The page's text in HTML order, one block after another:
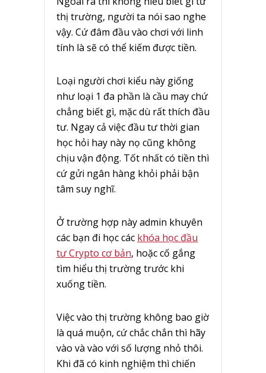
thị trường, người ta nói sao nghe
vậy. Cứ đâm đầu vào chơi với linh
tính là sẽ có thể kiếm được tiền.
Loại người chơi kiểu này giống
như loại 1 đa phần là cầu may chứ
chẳng biết gì, mặc dù rất thích đầu
tư. Ngay cả việc đầu tư thời gian
học hỏi hay này nọ cũng không
chịu vận động. Tốt nhất có tiền thì
cứ gửi ngân hàng khỏi phải bận
tâm suy nghĩ.
Ở trường hợp này admin khuyên
các bạn đi học các khóa học đầu
tư Crypto cơ bản, hoặc cố gắng
tìm hiểu thị trường trước khi
xuống tiền.
Việc vào thị trường không bao giờ
là quá muộn, cứ chắc chắn thì hãy
vào và vào với số lượng nhỏ thôi.
Khi đã có kinh nghiệm thì chiến